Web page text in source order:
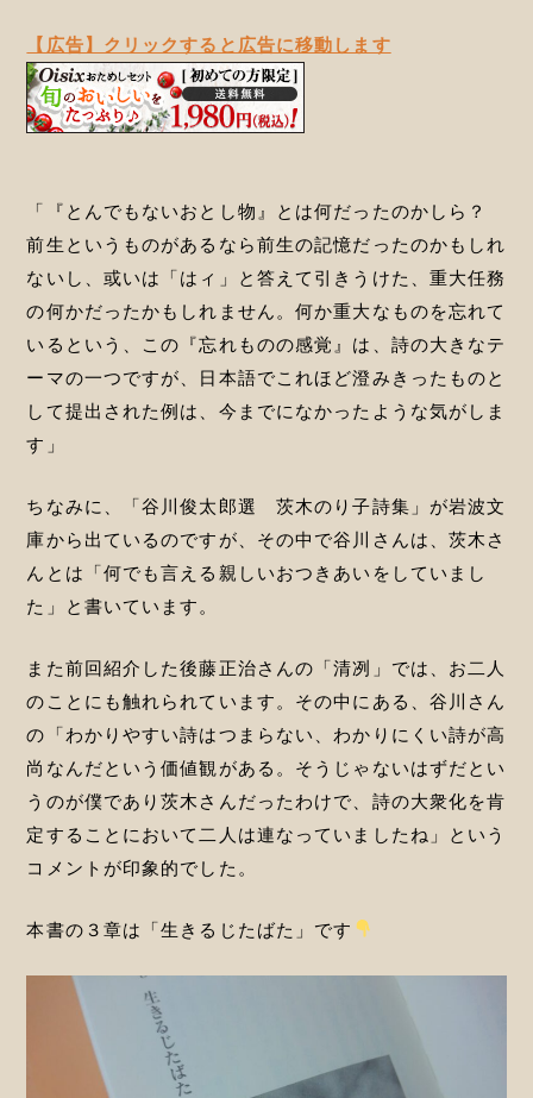
【広告】クリックすると広告に移動します
「『とんでもないおとし物』とは何だったのかしら？
前生というものがあるなら前生の記憶だったのかもしれ
ないし、或いは「はィ」と答えて引きうけた、重大任務
の何かだったかもしれません。何か重大なものを忘れて
いるという、この『忘れものの感覚』は、詩の大きなテ
ーマの一つですが、日本語でこれほど澄みきったものと
して提出された例は、今までになかったような気がしま
す」
ちなみに、「谷川俊太郎選 茨木のり子詩集」が岩波文
庫から出ているのですが、その中で谷川さんは、茨木さ
んとは「何でも言える親しいおつきあいをしていまし
た」と書いています。
また前回紹介した後藤正治さんの「清冽」では、お二人
のことにも触れられています。その中にある、谷川さん
の「わかりやすい詩はつまらない、わかりにくい詩が高
尚なんだという価値観がある。そうじゃないはずだとい
うのが僕であり茨木さんだったわけで、詩の大衆化を肯
定することにおいて二人は連なっていましたね」という
コメントが印象的でした。
本書の３章は「生きるじたばた」です